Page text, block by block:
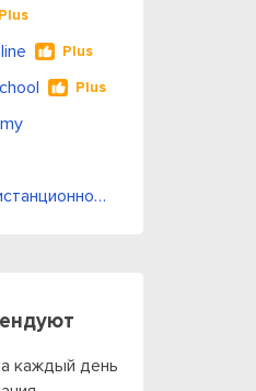
Plus
Plus
Plus
Green Forest. Дистанционное обучение
каждый день